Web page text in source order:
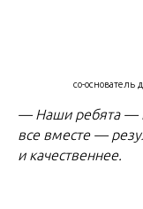
со-
— Наши ребята —
все вместе —
и качественнее.